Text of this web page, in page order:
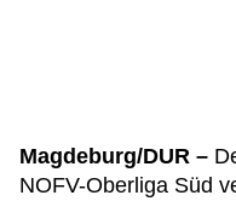
Magdeburg/DUR –
NOFV-Oberliga Süd